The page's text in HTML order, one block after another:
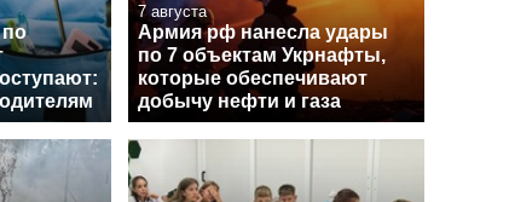
7 августа
Армия рф нанесла удары
по 7 объектам Укрнафты,
которые обеспечивают
добычу нефти и газа